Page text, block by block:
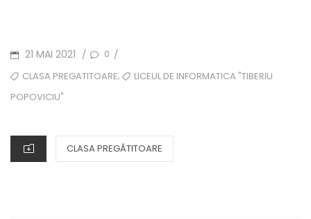
POSTED
ON
21 MAI 2021 / 0 /
TAGSCLASA PREGATITOARE,
LICEUL DE INFORMATICA "TIBERIU
POPOVICIU"
CATEGORIES
CLASA PREGĂTITOARE